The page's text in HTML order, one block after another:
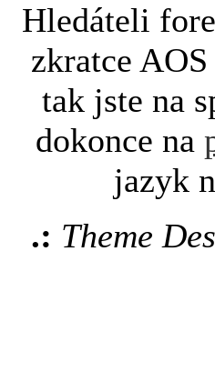
Hledáteli
zkratce
tak jste na
dokonce na
jazyk
.: Theme